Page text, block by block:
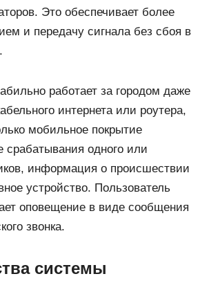
Это обеспечивает более
и передачу сигнала без сбоя в
работает за городом даже
интернета или роутера,
мобильное покрытие
срабатывания одного или
информация о происшествии
устройство. Пользователь
оповещение в виде сообщения
звонка.
системы